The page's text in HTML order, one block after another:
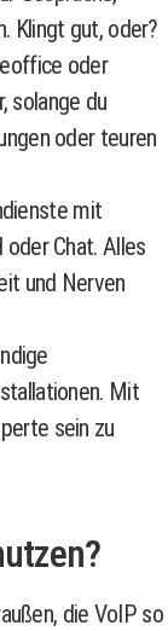
Klingt gut, oder?
oder
solange du
oder teuren
mit
Chat. Alles
und Nerven
Mit
sein zu
die VoIP so